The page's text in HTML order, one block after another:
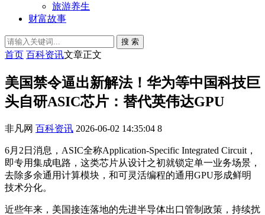
旅游养生
财富故事
搜 索
首页 百科资讯文章正文
美国禁令逼出新解法！华为等中国科技巨
头自研ASIC芯片：替代英伟达GPU
非凡网 百科资讯 2026-06-02 14:35:04 8
6月2日消息，ASIC全称Application-Specific Integrated Circuit，
即专用集成电路，这类芯片从设计之初就锁定单一业务场景，
去除多余通用计算模块，和可灵活编程的通用GPU形成鲜明
技术分化。
近些年来，美国接连落地的先进半导体出口管制政策，持续扰